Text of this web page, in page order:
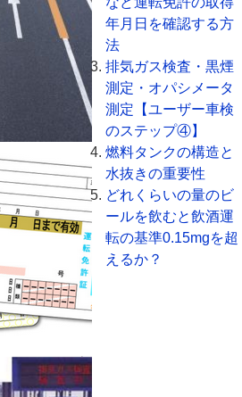
年月日を確認する方
法
排気ガス検査・黒煙
測定・オパシメータ
測定【ユーザー車検
のステップ④】
燃料タンクの構造と
水抜きの重要性
どれくらいの量のビ
ールを飲むと飲酒運
転の基準0.15mgを超
えるか？